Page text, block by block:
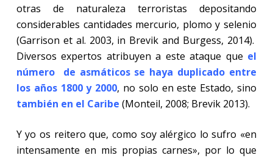
otras de naturaleza terroristas depositando
considerables cantidades mercurio, plomo y selenio
(Garrison et al. 2003, in Brevik and Burgess, 2014).
Diversos expertos atribuyen a este ataque que el
número
de asmáticos se haya duplicado entre
los años 1800 y 2000, no solo en este Estado, sino
también en el Caribe (Monteil, 2008; Brevik 2013).
Y yo os reitero que, como soy alérgico lo sufro «en
intensamente en mis propias carnes», por lo que